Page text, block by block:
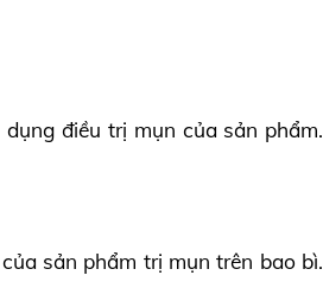
điều trị mụn của sản phẩm.
sản phẩm trị mụn trên bao bì.